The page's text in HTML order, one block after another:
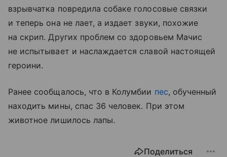
взрывчатка повредила собаке голосовые связки
и теперь она не лает, а издает звуки, похожие
на скрип. Других проблем со здоровьем Мачис
не испытывает и наслаждается славой настоящей
героини.
Ранее сообщалось, что в Колумбии пес, обученный
находить мины, спас 36 человек. При этом
животное лишилось лапы.
Поделиться